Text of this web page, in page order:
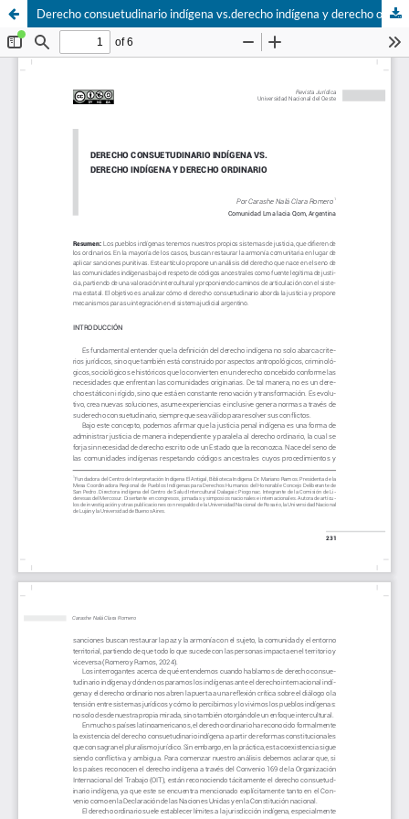
Derecho consuetudinario indígena vs.derecho indígena y derecho ordinario